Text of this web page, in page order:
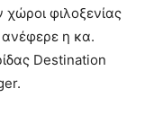
φιλοξενίας
ανέφερε η κα.
Destination